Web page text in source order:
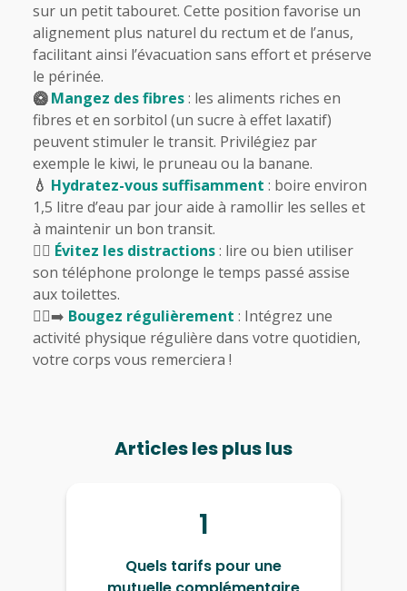
sur un petit tabouret. Cette position favorise un
alignement plus naturel du rectum et de l’anus,
facilitant ainsi l’évacuation sans effort et préserve
le périnée.
🥝Mangez des fibres: les aliments riches en
fibres et en sorbitol (un sucre à effet laxatif)
peuvent stimuler le transit. Privilégiez par
exemple le kiwi, le pruneau ou la banane.
💧 Hydratez-vous suffisamment : boire environ
1,5 litre d’eau par jour aide à ramollir les selles et
à maintenir un bon transit.
🙅‍♀️ Évitez les distractions: lire ou bien utiliser
son téléphone prolonge le temps passé assise
aux toilettes.
🚶‍♀️‍➡️ Bougez régulièrement : Intégrez une
activité physique régulière dans votre quotidien,
votre corps vous remerciera !
Articles les plus lus
1
Quels tarifs pour une